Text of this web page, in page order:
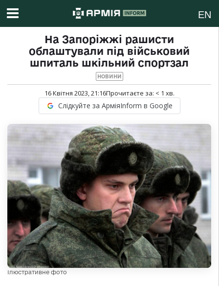
EN
На Запоріжжі рашисти
облаштували під військовий
шпиталь шкільний спортзал
НОВИНИ
16 Квітня 2023, 21:16Прочитаєте за: < 1 хв.
Слідкуйте за АрміяInform в Google
Ілюстративне фото